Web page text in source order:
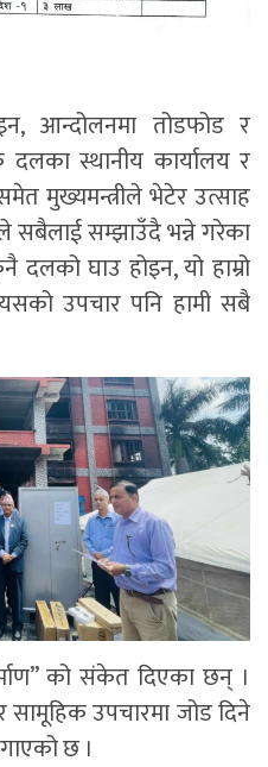
आन्दोलनमा तोडफोड र
स्थानीय कार्यालय र
मुख्यमन्त्रीले भेटेर उत्साह
सबैलाई सम्झाउँदै भन्ने गरेका
घाउ होइन, यो हाम्रो
उपचार पनि हामी सबै
को संकेत दिएका छन् ।
सामूहिक उपचारमा जोड दिने
छ ।